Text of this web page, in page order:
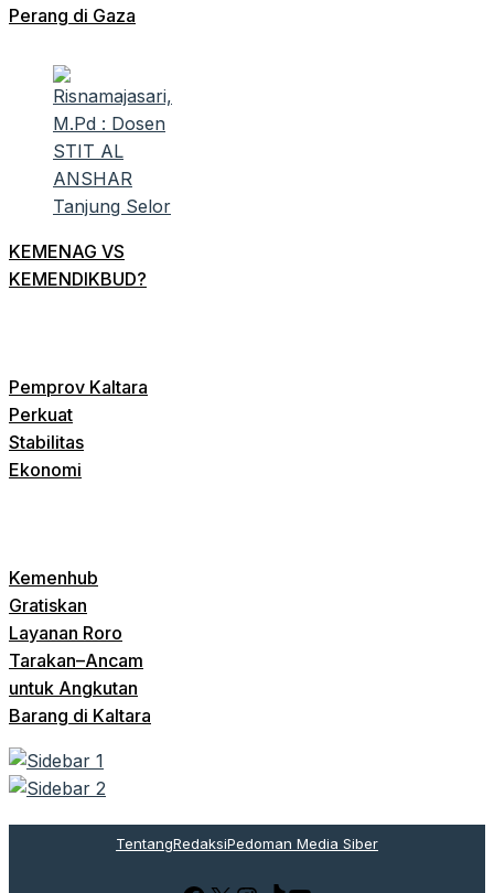
Perang di Gaza
KEMENAG VS
KEMENDIKBUD?
Pemprov Kaltara
Perkuat
Stabilitas
Ekonomi
Kemenhub
Gratiskan
Layanan Roro
Tarakan–Ancam
untuk Angkutan
Barang di Kaltara
TentangRedaksiPedoman Media Siber